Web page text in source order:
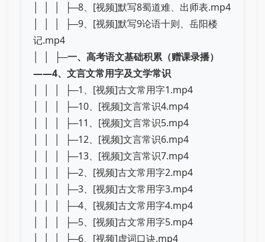
│ │ │ ├─8、[视频]默写8蜀道难、出师表.mp4
│ │ │ ├─9、[视频]默写9论语十则、岳阳楼
记.mp4
│ │ ├─一、高考语文基础积累（赠课录播）
——4、文言文常用字及文学常识
│ │ │ ├─1、[视频]古文常用字1.mp4
│ │ │ ├─10、[视频]文言常识4.mp4
│ │ │ ├─11、[视频]文言常识5.mp4
│ │ │ ├─12、[视频]文言常识6.mp4
│ │ │ ├─13、[视频]文言常识7.mp4
│ │ │ ├─2、[视频]古文常用字2.mp4
│ │ │ ├─3、[视频]古文常用字3.mp4
│ │ │ ├─4、[视频]古文常用字4.mp4
│ │ │ ├─5、[视频]古文常用字5.mp4
│ │ │ ├─6、[视频]虚词口诀.mp4